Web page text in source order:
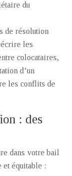
du
de résolution
les
colocataires,
d’un
les conflits de
: des
dans votre bail
et équitable :